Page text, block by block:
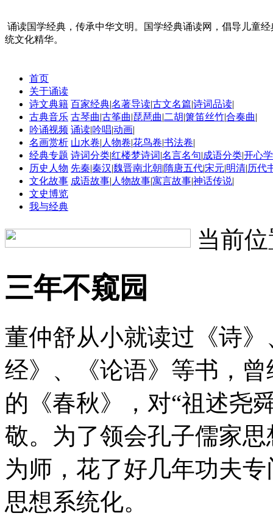
诵读国学经典，传承中华文明。国学经典诵读网，倡导儿童
统文化精华。
首页
关于诵读
诗文典籍 百家经典|名著导读|古文名篇|诗词品读|
古典音乐 古琴曲|古筝曲|琵琶曲|二胡|箫笛丝竹|合奏曲|
吟诵视频 诵读|吟唱|动画|
名画赏析 山水卷| 人物卷|花鸟卷|书法卷|
经典专题 诗词分类|红楼梦诗词|名言名句|成语分类|开心
历史人物 先秦|秦汉|魏晋南北朝|隋唐五代|宋元|明清|历代
文化故事 成语故事| 人物故事|寓言故事|神话传说|
文史博览
我与经典
当前
三年不窥园
董仲舒从小就读过《诗
经》、《论语》等书，
的《春秋》，对“祖述尧
敬。为了领会孔子儒家
为师，花了好几年功夫
思想系统化。